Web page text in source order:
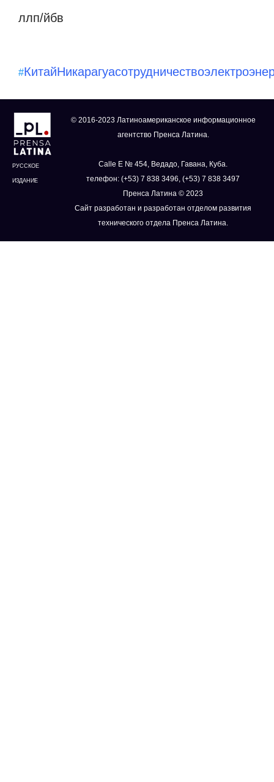
ллп/йбв
#КитайНикарагуасотрудничество
РУССКОЕ
ИЗДАНИЕ
© 2016-2023 Латиноамериканское информационное
агентство Пренса Латина.
Calle E № 454, Ведадо, Гавана, Куба.
телефон: (+53) 7 838 3496, (+53) 7 838 3497
Пренса Латина © 2023
Сайт разработан и разработан отделом развития
технического отдела Пренса Латина.